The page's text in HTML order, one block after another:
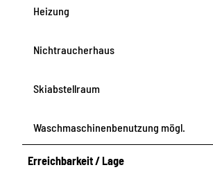
Heizung
Nichtraucherhaus
Skiabstellraum
Waschmaschinenbenutzung mögl.
Erreichbarkeit / Lage